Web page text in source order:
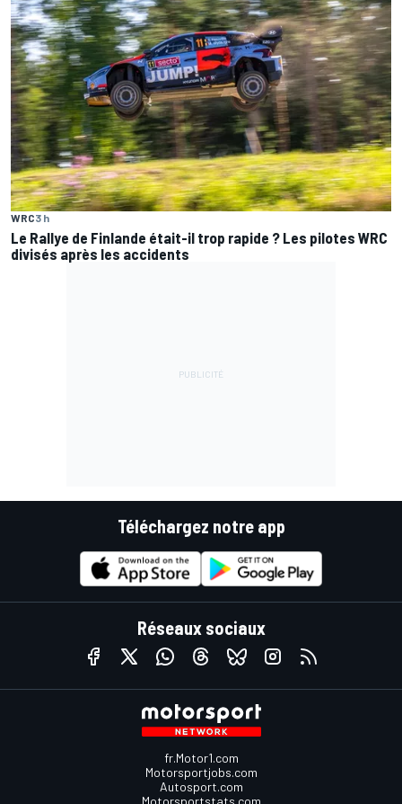
WRC3 h
Le Rallye de Finlande était-il trop rapide ? Les pilotes WRC
divisés après les accidents
Téléchargez notre app
Réseaux sociaux
fr.Motor1.com
Motorsportjobs.com
Autosport.com
Motorsportstats.com